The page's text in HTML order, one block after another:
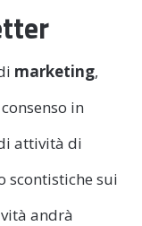
marketing,
in
attività di
scontistiche sui
andrà